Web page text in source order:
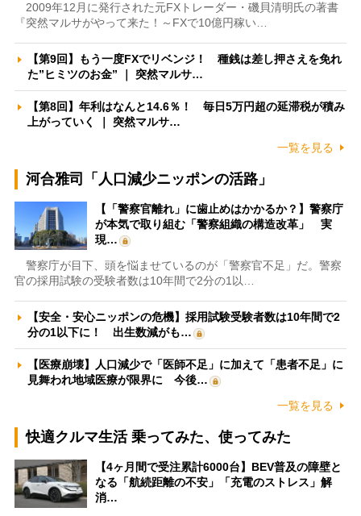
2009年12月に発行された元FXトレーダー・磯貝清明氏の著書
『突然マルサがやって来た！～FXで10億円稼い…
【第9回】もう一度FXでリベンジ！ 種銭は差し押さえを免れ
た”ヒミツのお金” ｜ 突然マルサ…
【第8回】年利はなんと14.6％！ 毎日5万円超の延滞税が積み
上がっていく ｜ 突然マルサ…
一覧を見る
河合雅司「人口減少ニッポンの活路」
【「警察官離れ」に歯止めはかかるか？】警察庁
が本気で取り組む「警察組織の構造改革」 実
現…
警察庁が目下、頭を悩ませているのが「警察官不足」だ。警察
官の採用試験の受験者数は10年間で2分の1以…
【安全・安心ニッポンの危機】採用試験受験者数は10年間で2
分の1以下に！ 出生数減がも…
【医療崩壊】人口減少で「医師不足」に加えて「患者不足」に
見舞われ地域医療が限界に 今後…
一覧を見る
快適クルマ生活 乗ってみた、使ってみた
【4ヶ月間で受注累計6000台】BEV普及の障壁と
なる「航続距離の不安」「充電のストレス」解
消…